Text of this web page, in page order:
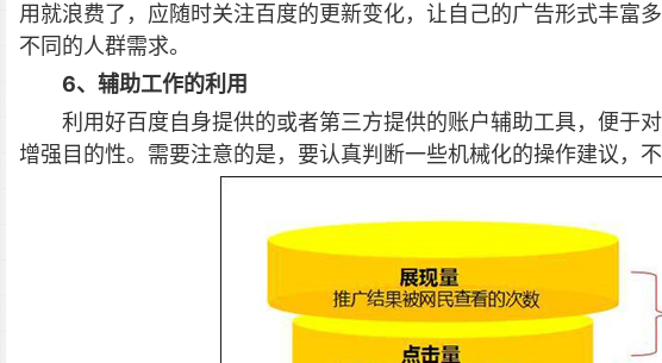
用就浪费了，应随时关注百度的更新变化，让自己的广告形式丰富
不同的人群需求。
6、辅助工作的利用
利用好百度自身提供的或者第三方提供的账户辅助工具，便于
增强目的性。需要注意的是，要认真判断一些机械化的操作建议，